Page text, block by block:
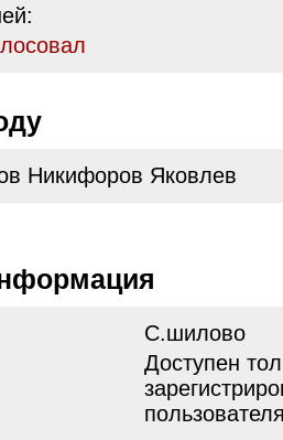
Никифоров Яковлев
С.шилово
Доступен